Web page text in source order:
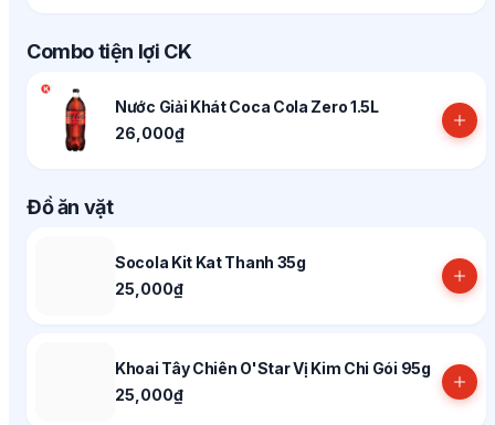
Combo tiện lợi CK
Nước Giải Khát Coca Cola Zero 1.5L
26,000₫
Đồ ăn vặt
Socola Kit Kat Thanh 35g
25,000₫
Khoai Tây Chiên O'Star Vị Kim Chi Gói 95g
25,000₫